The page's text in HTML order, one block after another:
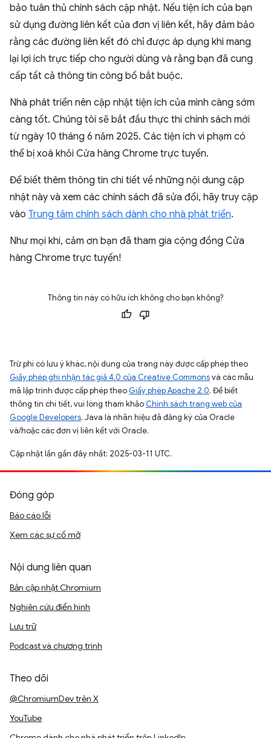
bảo tuân thủ chính sách cập nhật. Nếu tiện ích của bạn
sử dụng đường liên kết của đơn vị liên kết, hãy đảm bảo
rằng các đường liên kết đó chỉ được áp dụng khi mang
lại lợi ích trực tiếp cho người dùng và rằng bạn đã cung
cấp tất cả thông tin công bố bắt buộc.
Nhà phát triển nên cập nhật tiện ích của mình càng sớm
càng tốt. Chúng tôi sẽ bắt đầu thực thi chính sách mới
từ ngày 10 tháng 6 năm 2025. Các tiện ích vi phạm có
thể bị xoá khỏi Cửa hàng Chrome trực tuyến.
Để biết thêm thông tin chi tiết về những nội dung cập
nhật này và xem các chính sách đã sửa đổi, hãy truy cập
vào Trung tâm chính sách dành cho nhà phát triển.
Như mọi khi, cảm ơn bạn đã tham gia cộng đồng Cửa
hàng Chrome trực tuyến!
Thông tin này có hữu ích không cho bạn không?
Trừ phi có lưu ý khác, nội dung của trang này được cấp phép theo
Giấy phép ghi nhận tác giả 4.0 của Creative Commonsvà các mẫu
mã lập trình được cấp phép theo Giấy phép Apache 2.0. Để biết
thông tin chi tiết, vui lòng tham khảo Chính sách trang web của
Google Developers. Java là nhãn hiệu đã đăng ký của Oracle
và/hoặc các đơn vị liên kết với Oracle.
Cập nhật lần gần đây nhất: 2025-03-11 UTC.
Đóng góp
Báo cáo lỗi
Xem các sự cố mở
Nội dung liên quan
Bản cập nhật Chromium
Nghiên cứu điển hình
Lưu trữ
Podcast và chương trình
Theo dõi
@ChromiumDev trên X
YouTube